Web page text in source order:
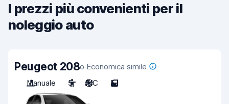
I prezzi più convenienti per il
noleggio auto
Peugeot 208o Economica simile
Manuale
5 A/C 5